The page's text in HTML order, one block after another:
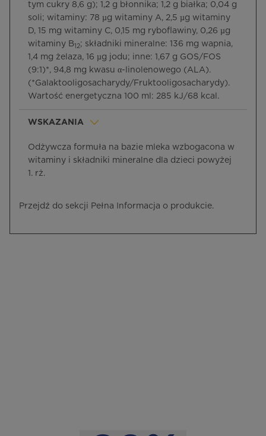
tym cukry 8,6 g); 1,2 g błonnika; 1,2 g białka; 0,04 g
soli; witaminy: 78 µg witaminy A, 2,5 µg witaminy
D, 15 mg witaminy C, 0,15 mg ryboflawiny, 0,26 µg
witaminy B 12; składniki mineralne: 136 mg wapnia,
1,4 mg żelaza, 16 µg jodu; inne: 1,67 g GOS/FOS
(9:1)*, 94,8 mg kwasu α-linolenowego (ALA).
(*Galaktooligosacharydy/Fruktooligosacharydy).
Wartość energetyczna 100 ml: 285 kJ/68 kcal.
WSKAZANIA
Odżywcza formuła na bazie mleka wzbogacona w
witaminy i składniki mineralne dla dzieci powyżej
1. rż.
Przejdź do sekcji Pełna Informacja o produkcie.